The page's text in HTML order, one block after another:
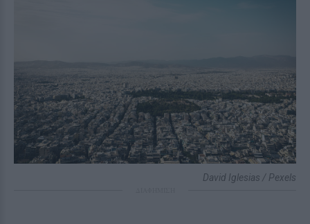
David Iglesias / Pexels